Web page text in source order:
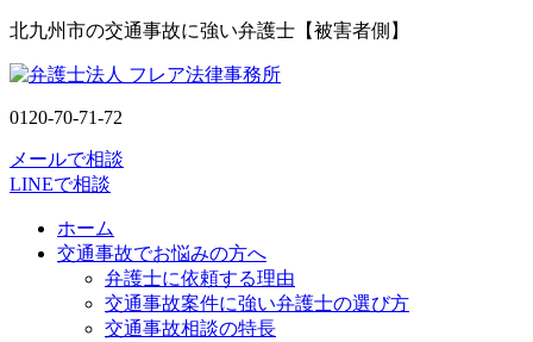
北九州市の交通事故に強い弁護士【被害者側】
0120-70-71-72
メールで相談
LINEで相談
ホーム
交通事故でお悩みの方へ
弁護士に依頼する理由
交通事故案件に強い弁護士の選び方
交通事故相談の特長